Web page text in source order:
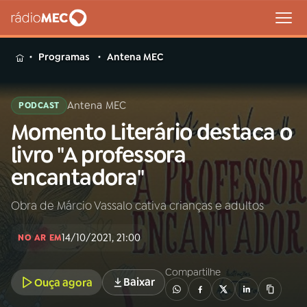
MENU
Buscar
na
Rádio
MEC
Buscar
Início AO VIVO
02A RÁDIO
Programas Antena MEC
PODCAST Antena MEC
Momento Literário destaca o
livro "A professora
encantadora"
Obra de Márcio Vassalo cativa crianças e adultos
NO AR EM14/10/2021, 21:00
Ouça agora Baixar
Compartilhe